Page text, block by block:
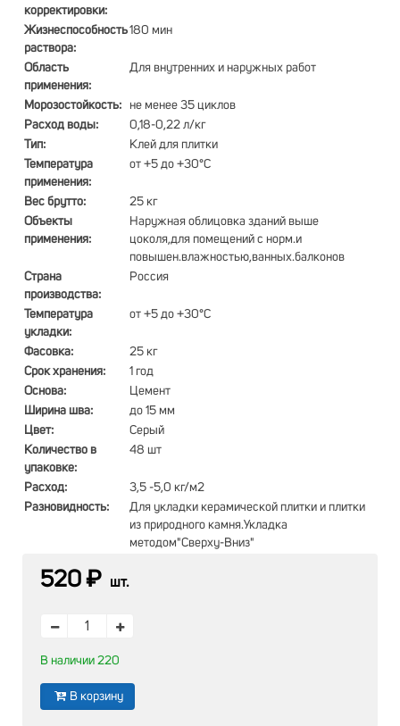
корректировки:
Жизнеспособность
раствора:
180 мин
Область
применения:
Для внутренних и наружных работ
Морозостойкость:
не менее 35 циклов
Расход воды:
0,18-0,22 л/кг
Тип:
Клей для плитки
Температура
применения:
от +5 до +30°С
Вес брутто:
25 кг
Объекты
применения:
Наружная облицовка зданий выше
цоколя,для помещений с норм.и
повышен.влажностью,ванных.балконов
Страна
производства:
Россия
Температура
укладки:
от +5 до +30°С
Фасовка:
25 кг
Срок хранения:
1 год
Основа:
Цемент
Ширина шва:
до 15 мм
Цвет:
Серый
Количество в
упаковке:
48 шт
Расход:
3,5 -5,0 кг/м2
Разновидность:
Для укладки керамической плитки и плитки
из природного камня.Укладка
методом"Сверху-Вниз"
520 ₽ шт.
В наличии 220
В корзину